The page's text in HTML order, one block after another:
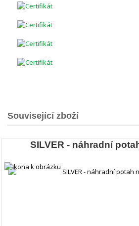
Související zboží
SILVER - náhradní